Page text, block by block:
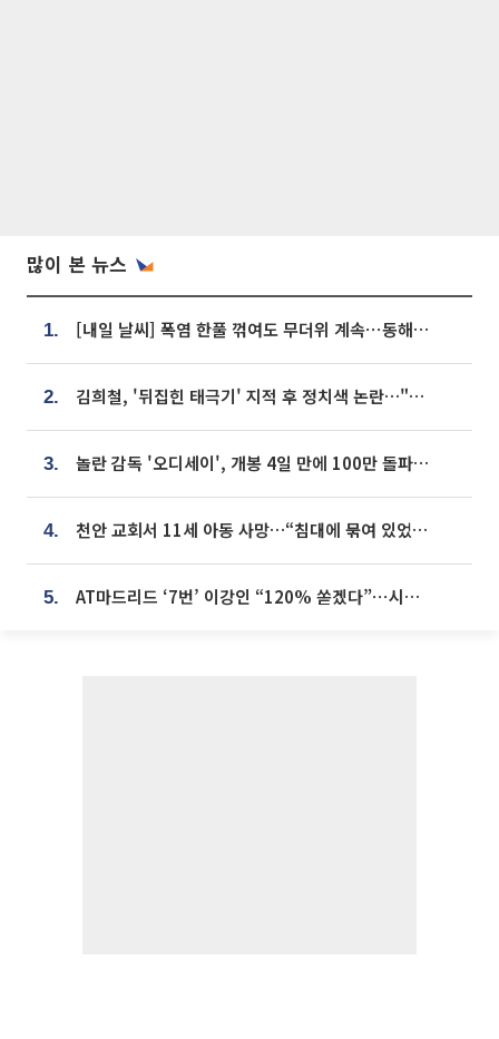
많이 본 뉴스
1. [내일 날씨] 폭염 한풀 꺾여도 무더위 계속⋯동해안 이틀 연속 비
2. 김희철, '뒤집힌 태극기' 지적 후 정치색 논란…"좌우 떠나 우리나라 국기"
3. 놀란 감독 '오디세이', 개봉 4일 만에 100만 돌파⋯'왕사남' 보다 빠르다
4. 천안 교회서 11세 아동 사망…“침대에 묶여 있었다” 진술 확보
5. AT마드리드 ‘7번’ 이강인 “120% 쏟겠다”⋯시메오네 감독 “필요한 선수”